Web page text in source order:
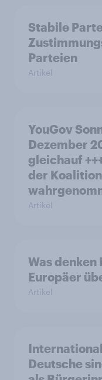
Stabile
Parteien
Artikel
YouGov
Dezember
gleichauf
der
Artikel
Was denken
Europäer
Artikel
Deutsche